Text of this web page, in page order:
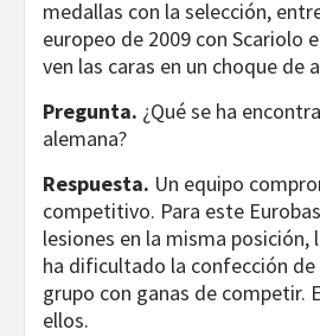
medallas con la selección,
europeo de 2009 con Scariolo
ven las caras en un choque de
Pregunta. ¿Qué se ha
alemana?
Respuesta. Un equipo
competitivo. Para este
lesiones en la misma posición,
ha dificultado la confección de
grupo con ganas de competir.
ellos.